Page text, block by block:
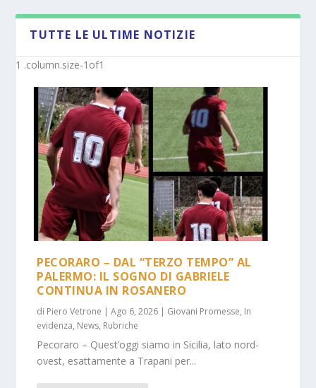
MISTER MICHELE SACCO (INTERVISTA):”10
ANNI C...
LATINA (UFFICIALE) – I MISTER DALLA
PRIMAVER...
TUTTE LE ULTIME NOTIZIE
PECORARO – DAL “TERZO TEMPO” AL
PALERMO: IL SOGNO DI GABRIELE
CONTINUA IN ROSANERO
di Piero Vetrone |Ago 6, 2026 | Giovani Promesse, In
evidenza, News, Rubriche
Pecoraro – Quest’oggi siamo in Sicilia, lato nord-
ovest, esattamente a Trapani per...